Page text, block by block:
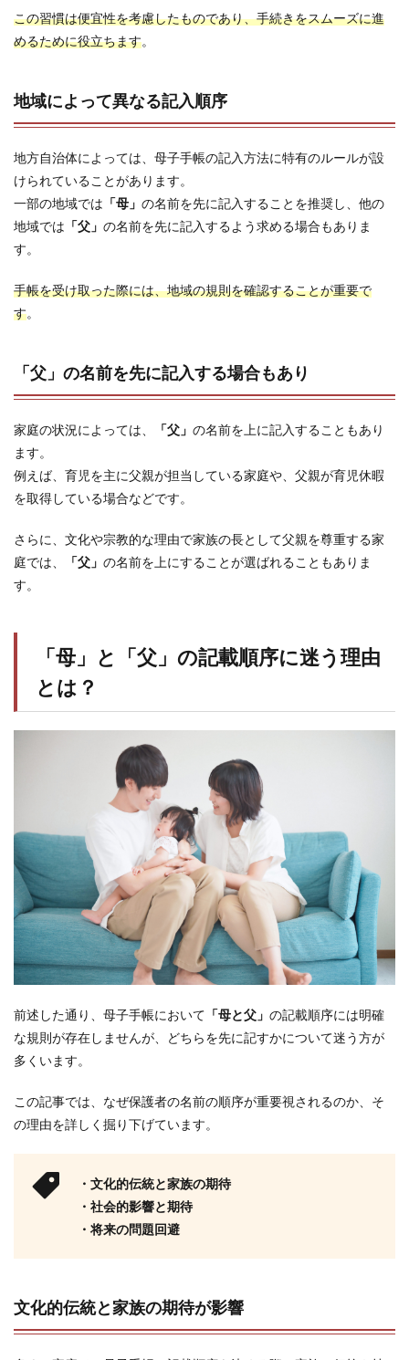
この習慣は便宜性を考慮したものであり、手続きをスムーズに進
めるために役立ちます。
地域によって異なる記入順序
地方自治体によっては、母子手帳の記入方法に特有のルールが設
けられていることがあります。
一部の地域では 「母」 の名前を先に記入することを推奨し、他の
地域では 「父」 の名前を先に記入するよう求める場合もありま
す。
手帳を受け取った際には、地域の規則を確認することが重要で
す。
「父」の名前を先に記入する場合もあり
家庭の状況によっては、 「父」 の名前を上に記入することもあり
ます。
例えば、育児を主に父親が担当している家庭や、父親が育児休暇
を取得している場合などです。
さらに、文化や宗教的な理由で家族の長として父親を尊重する家
庭では、
「父」 の名前を上にすることが選ばれることもありま
す。
「母」と「父」の記載順序に迷う理由
とは？
前述した通り、母子手帳において 「母と父」 の記載順序には明確
な規則が存在しませんが、どちらを先に記すかについて迷う方が
多くいます。
この記事では、なぜ保護者の名前の順序が重要視されるのか、そ
の理由を詳しく掘り下げています。
・文化的伝統と家族の期待
・社会的影響と期待
・将来の問題回避
文化的伝統と家族の期待が影響